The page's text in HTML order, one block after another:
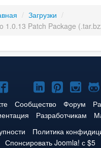
/ Загрузки /
1.0.13 Patch Package
Joomla!
в
Facebook
Joomla!
в
YouTube
Joomla!
в
LinkedIn
Joomla!
в
в
Сообщество Форум
Разработчикам
Политика
Спонсировать Joomla! с $5